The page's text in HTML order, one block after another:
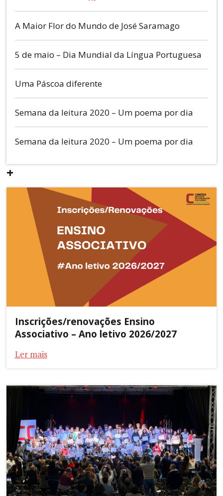
A Maior Flor do Mundo de José Saramago
5 de maio – Dia Mundial da Língua Portuguesa
Uma Páscoa diferente
Semana da leitura 2020 – Um poema por dia
Semana da leitura 2020 – Um poema por dia
+
Inscrições/renovações Ensino
Associativo – Ano letivo 2026/2027
Ler mais